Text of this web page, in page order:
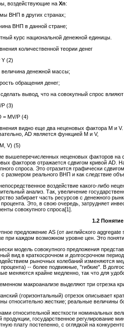
воздействующие на Xn:
ВНП в других странах;
ВНП в данной стране;
курс национальной денежной единицы.
количественной теории денег
Y (2)
величина денежной массы;
обращения денег;
вывод, что на совокупный спрос
Р (3)
= MV/Р (4)
видно еще два неценовых фактора M и
AD является функцией М и V,
V) (5)
вышеперечисленных неценовых факторов на
факторов отражается сдвигом кривой AD.
спроса. Это отразится графически
с размером реального ВНП и как следствие
воздействие какого-либо
анализ. Так, увеличение
забирает часть ресурсов с денежного
процента. Это, в свою очередь, затрудняет
совокупного спроса[1].
1.2
предложение AS (от английского
при каждом возможном уровне цен. Это
модель совокупного предложения
вид в краткосрочном и долгосрочном
рыночных колебаний изменяются
процента) -- более подвижные, "гибкие". В
меняются крайне медленно, так что для
макроанализе выделяют три отрезка
(горизонтальный) отрезок описывает
относительно жесткие; реальные величины
относительной жесткости номинальных
продукции, государственное регулирование
плату постепенно, с оглядкой на